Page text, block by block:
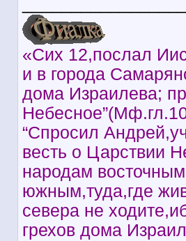
«Сих 12,послал
и в города
дома Израилева;
“Спросил
весть о Царствии
народам
южным,туда,где
севера не
грехов дома